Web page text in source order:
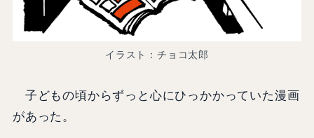
イラスト：チョコ太郎
子どもの頃からずっと心にひっかかっていた漫画
があった。